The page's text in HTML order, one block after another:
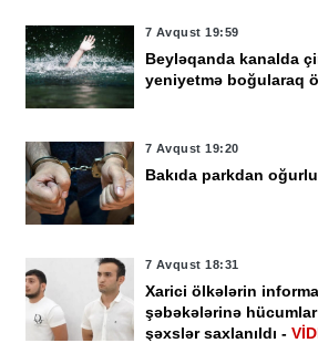
7 Avqust 19:59
Beyləqanda kanalda
yeniyetmə boğularaq
7 Avqust 19:20
Bakıda parkdan
7 Avqust 18:31
Xarici ölkələrin
şəbəkələrinə
şəxslər saxlanıldı -